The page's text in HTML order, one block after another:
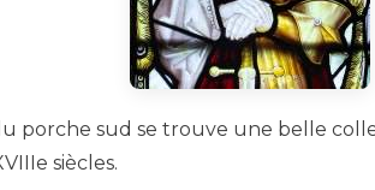
porche sud se trouve une belle
siècles.